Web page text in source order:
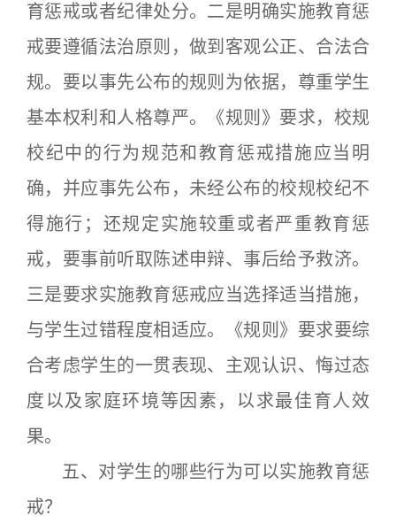
育惩戒或者纪律处分。二是明确实施教育惩
戒要遵循法治原则，做到客观公正、合法合
规。要以事先公布的规则为依据，尊重学生
基本权利和人格尊严。《规则》要求，校规
校纪中的行为规范和教育惩戒措施应当明
确，并应事先公布，未经公布的校规校纪不
得施行；还规定实施较重或者严重教育惩
戒，要事前听取陈述申辩、事后给予救济。
三是要求实施教育惩戒应当选择适当措施，
与学生过错程度相适应。《规则》要求要综
合考虑学生的一贯表现、主观认识、悔过态
度以及家庭环境等因素，以求最佳育人效
果。
五、对学生的哪些行为可以实施教育惩
戒？